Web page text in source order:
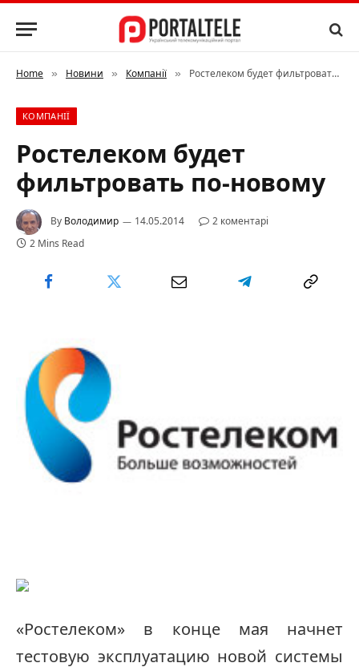
Home » Новини » Компанії » Ростелеком будет фильтровать по-новому
КОМПАНІЇ
Ростелеком будет
фильтровать по-новому
By Володимир 14.05.2014
2 коментарі
2 Mins Read
«Ростелеком» в конце мая начнет
тестовую эксплуатацию новой системы